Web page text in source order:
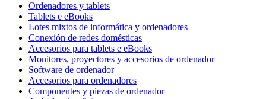
Ordenadores y tablets
Tablets e eBooks
Lotes mixtos de informática y ordenadores
Conexión de redes domésticas
Accesorios para tablets e eBooks
Monitores, proyectores y accesorios de ordenador
Software de ordenador
Accesorios para ordenadores
Componentes y piezas de ordenador